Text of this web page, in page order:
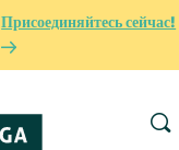
Присоединяйтесь сейчас!